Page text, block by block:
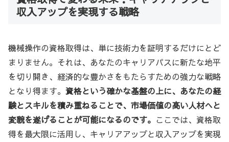
収入アップを実現する戦略
機械操作の資格取得は、単に技術力を証明するだけにとど
まりません。それは、あなたのキャリアパスに新たな地平
を切り開き、経済的な豊かさをもたらすための強力な戦略
となり得ます。 資格という確かな基盤の上に、あなたの経
験とスキルを積み重ねることで、市場価値の高い人材へと
変貌を遂げることが可能になるのです。 ここでは、資格取
得を最大限に活用し、キャリアアップと収入アップを実現